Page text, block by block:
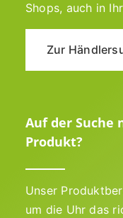
Shops, auch in
Zur
Auf der Suche
Produkt?
Unser
um die Uhr das